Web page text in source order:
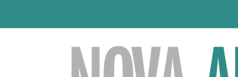
content